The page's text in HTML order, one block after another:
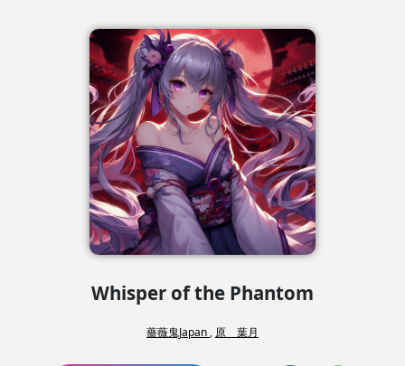
Whisper of the Phantom
薔薇鬼Japan , 原 葉月